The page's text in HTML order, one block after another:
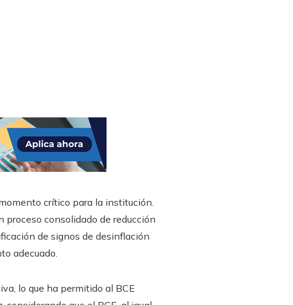
crítico para la institución.
proceso consolidado de reducción
de signos de desinflación
adecuado.
lo que ha permitido al BCE